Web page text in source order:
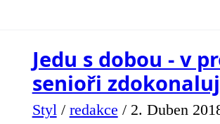
Jedu s dobou - v
senioři
Styl/ redakce / 2. Duben